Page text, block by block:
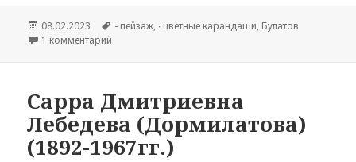
Опубликовано
08.02.2023 Метки
- пейзаж, ∙ цветные карандаши, Булатов
1 комментарий
Сарра Дмитриевна
Лебедева (Дормилатова)
(1892-1967гг.)